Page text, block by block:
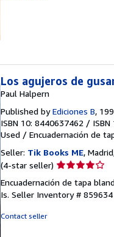
Los agujeros de
Paul Halpern
Published byEdiciones B,
ISBN 10: 8440637462 /
Used / Encuadernación de
Seller: Tik Books ME,
(4-star seller) Seller
4
out
Encuadernación de tapa
Is. Seller Inventory # 859634
Contact seller